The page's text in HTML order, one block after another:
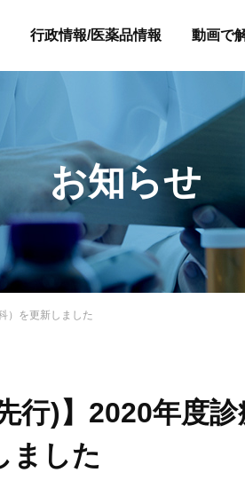
行政情報/医薬品情報 動画で
お知らせ
）を更新しました
先行)】2020年度
ました